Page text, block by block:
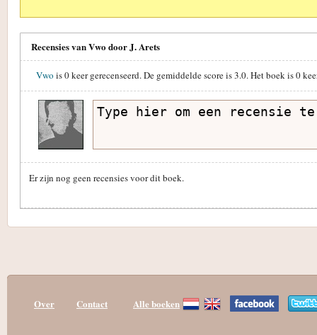
Recensies van Vwo door J. Arets
Vwo is0keer gerecenseerd. De gemiddelde score is3.0. Het boek is0
Er zijn nog geen recensies voor dit boek.
Over Contact Alle boeken